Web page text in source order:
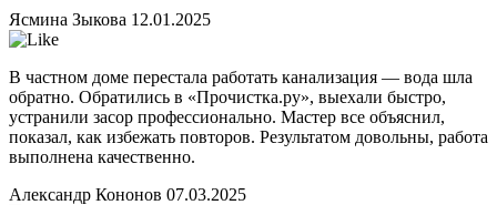
Ясмина Зыкова 12.01.2025
В частном доме перестала работать канализация — вода шла
обратно. Обратились в «Прочистка.ру», выехали быстро,
устранили засор профессионально. Мастер все объяснил,
показал, как избежать повторов. Результатом довольны, работа
выполнена качественно.
Александр Кононов 07.03.2025